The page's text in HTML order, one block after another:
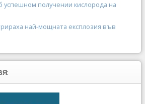
получении кислорода на
най-мощната експлозия във